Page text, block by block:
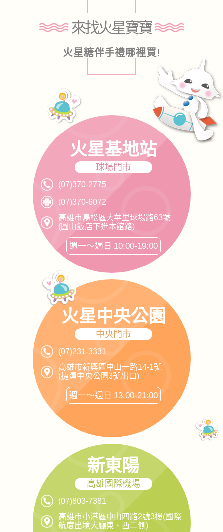
來找火星寶寶
火星糖伴手禮哪裡買!
火星基地站
球場門市
(07)370-2775
(07)370-6072
高雄市鳥松區大華里球場路63號
(圓山飯店下進本館路)
週一～週日 10:00-19:00
火星中央公園
中央門市
(07)231-3331
高雄市新興區中山一路14-1號
(捷運中央公園3號出口)
週一～週日 13:00-21:00
新東陽
高雄國際機場
(07)803-7381
高雄市小港區中山四路2號3樓(國際
航廈出境大廳東、西二側)